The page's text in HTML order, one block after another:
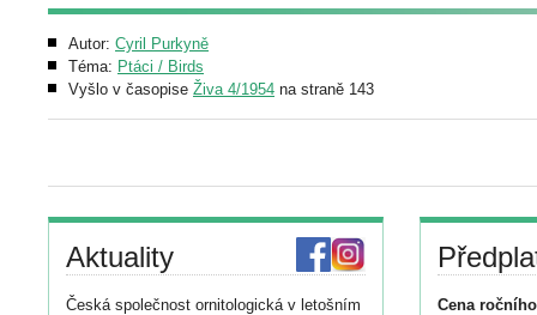
Autor: Cyril Purkyně
Téma: Ptáci / Birds
Vyšlo v časopise Živa 4/1954 na straně 143
Aktuality
Česká společnost ornitologická v letošním
Cena